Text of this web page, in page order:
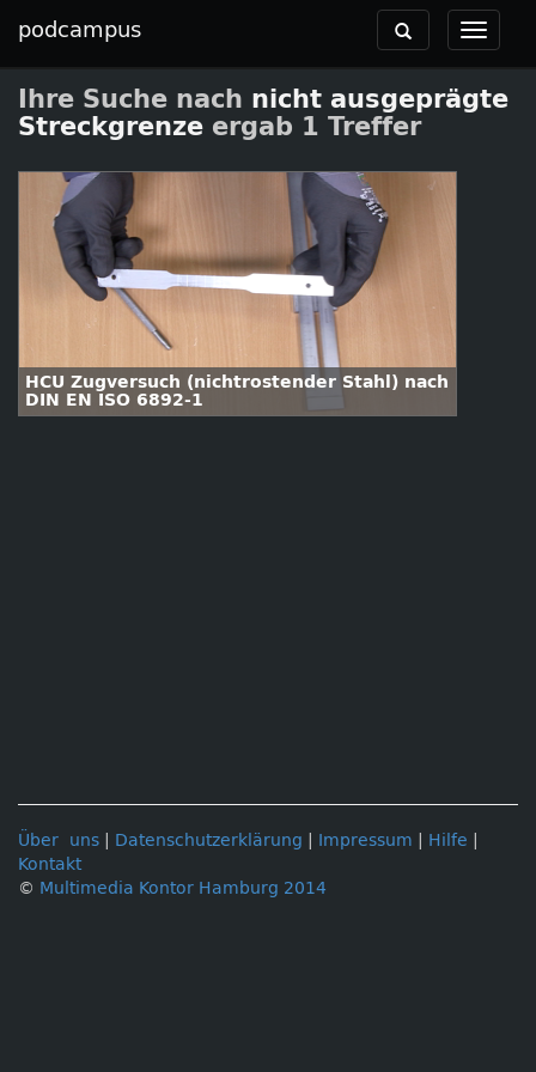
podcampus
Toggle
Toggle
navigation
Ihre Suche nach nicht ausgeprägte
Streckgrenze ergab 1 Treffer
HCU Zugversuch (nichtrostender Stahl) nach
DIN EN ISO 6892-1
Über uns Datenschutzerklärung Impressum Hilfe
Kontakt
© Multimedia Kontor Hamburg 2014